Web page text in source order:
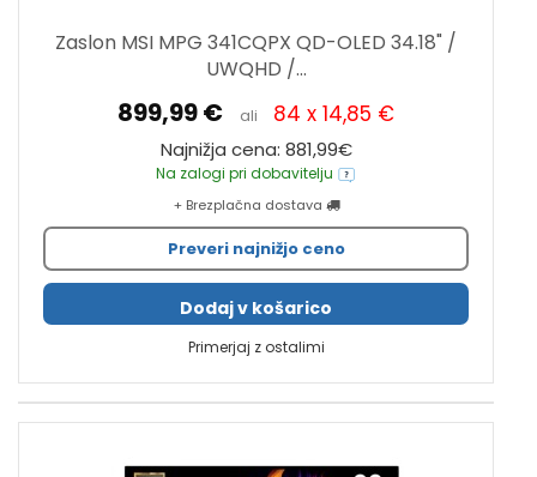
Zaslon MSI MPG 341CQPX QD-OLED 34.18" /
UWQHD /...
899,99 € ali 84 x 14,85 €
Najnižja cena: 881,99€
Na zalogi pri dobavitelju
+ Brezplačna dostava
Preveri najnižjo ceno
Dodaj v košarico
Primerjaj z ostalimi